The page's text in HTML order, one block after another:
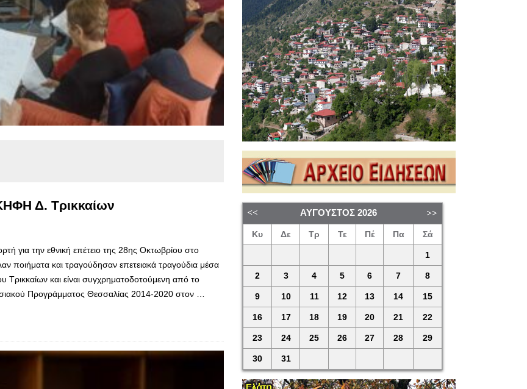
ΚΗΦΗ Δ. Τρικκαίων
για την εθνική επέτειο της 28ης Οκτωβρίου στο
ποιήματα και τραγούδησαν επετειακά τραγούδια μέσα
και είναι συγχρηματοδοτούμενη από το
Προγράμματος Θεσσαλίας 2014-2020 στον …
ΑΎΓΟΥΣΤΟΣ 2026
Κυ Δε Τρ Τε Πέ Πα Σά
1
2 3 4 5 6 7 8
9 10 11 12 13 14 15
16 17 18 19 20 21 22
23 24 25 26 27 28 29
30 31